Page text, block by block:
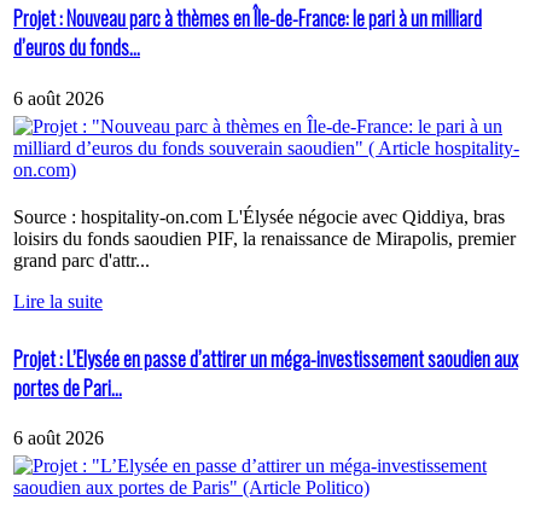
Projet : Nouveau parc à thèmes en Île-de-France: le pari à un milliard
d’euros du fonds...
6 août 2026
Source : hospitality-on.com L'Élysée négocie avec Qiddiya, bras
loisirs du fonds saoudien PIF, la renaissance de Mirapolis, premier
grand parc d'attr...
Lire la suite
Projet : L’Elysée en passe d’attirer un méga-investissement saoudien aux
portes de Pari...
6 août 2026